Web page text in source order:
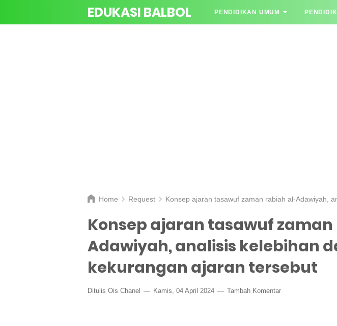
EDUKASI BALBOL PENDIDIKAN UMUM
Home Request Konsep ajaran tasawuf zaman rabiah al-Adawiyah, analisis
Konsep ajaran tasawuf
Adawiyah, analisis kelebihan
kekurangan ajaran tersebut
Ditulis Ois Chanel Kamis, 04 April 2024 Tambah Komentar